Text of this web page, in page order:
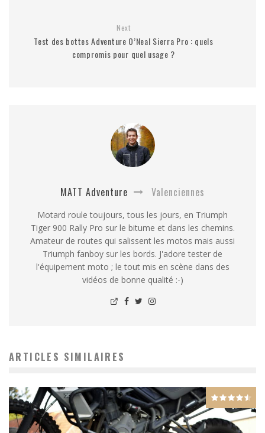
Next
Test des bottes Adventure O’Neal Sierra Pro : quels
compromis pour quel usage ?
MATT Adventure Valenciennes
Motard roule toujours, tous les jours, en Triumph
Tiger 900 Rally Pro sur le bitume et dans les chemins.
Amateur de routes qui salissent les motos mais aussi
Triumph fanboy sur les bords. J'adore tester de
l'équipement moto ; le tout mis en scène dans des
vidéos de bonne qualité :-)
ARTICLES SIMILAIRES